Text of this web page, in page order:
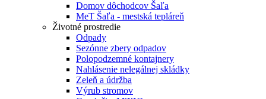
Domov dôchodcov Šaľa
MeT Šaľa - mestská tepláreň
Životné prostredie
Odpady
Sezónne zbery odpadov
Polopodzemné kontajnery
Nahlásenie nelegálnej skládky
Zeleň a údržba
Výrub stromov